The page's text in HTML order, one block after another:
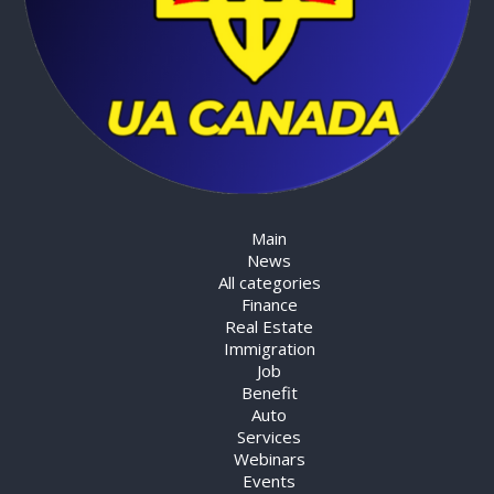
Main
News
All categories
Finance
Real Estate
Immigration
Job
Benefit
Auto
Services
Webinars
Events